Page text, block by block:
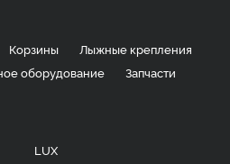
Корзины
Лыжные крепления
оборудование
Запчасти
LUX